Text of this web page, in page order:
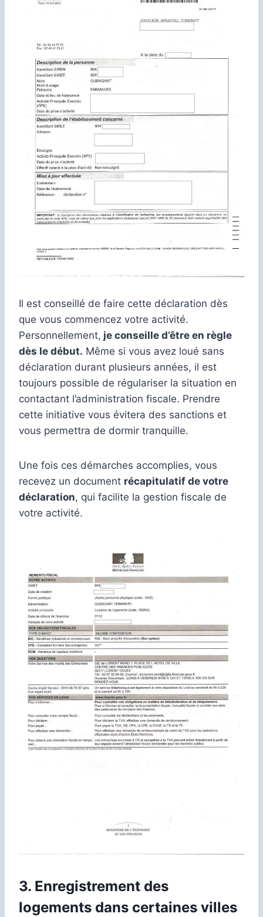
Il est conseillé de faire cette déclaration dès
que vous commencez votre activité.
Personnellement, je conseille d’être en règle
dès le début. Même si vous avez loué sans
déclaration durant plusieurs années, il est
toujours possible de régulariser la situation en
contactant l’administration fiscale. Prendre
cette initiative vous évitera des sanctions et
vous permettra de dormir tranquille.
Une fois ces démarches accomplies, vous
recevez un document récapitulatif de votre
déclaration, qui facilite la gestion fiscale de
votre activité.
3. Enregistrement des
logements dans certaines villes